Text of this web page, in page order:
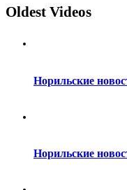
Oldest Videos
Норильские
Норильские